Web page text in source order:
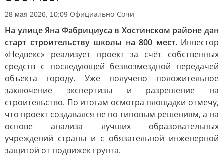
28 мая 2026, 10:09 Официально Сочи
На улице Яна Фабрициуса в Хостинском районе дан
старт строительству школы на 800 мест. Инвестор
«Недвекс» реализует проект за счёт собственных
средств с последующей безвозмездной передачей
объекта городу. Уже получено положительное
заключение экспертизы и разрешение на
строительство. По итогам осмотра площадки отмечу,
что проект создавался не по типовым решениям, а на
основе анализа лучших образовательных
учреждений страны и с обязательной инженерной
защитой от подвижек грунта.